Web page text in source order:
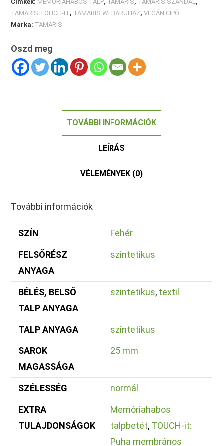
Címkék: MEMÓRIAHABOS TALP, TAMARIS, TAMARIS SZANDÁL,
TAMARIS TOUCH-IT, TAMARIS WEBÁRUHÁZ,VEGÁN CIPŐ
Márka: TAMARIS
Oszd meg
TOVÁBBI INFORMÁCIÓK
LEÍRÁS
VÉLEMÉNYEK (0)
További információk
SZÍN Fehér
FELSŐRÉSZ
ANYAGA
szintetikus
BÉLÉS, BELSŐ
TALP ANYAGA
szintetikus, textil
TALP ANYAGA szintetikus
SAROK
MAGASSÁGA
25 mm
SZÉLESSÉG normál
EXTRA
TULAJDONSÁGOK
Memóriahabos
talpbetét, TOUCH-it:
Puha membrános